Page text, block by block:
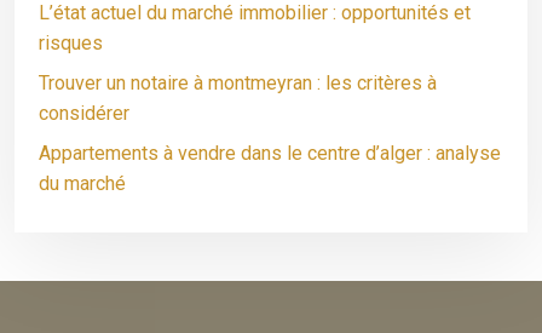
L’état actuel du marché immobilier : opportunités et
risques
Trouver un notaire à montmeyran : les critères à
considérer
Appartements à vendre dans le centre d’alger : analyse
du marché